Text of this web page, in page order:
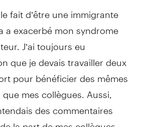
fait d’être une immigrante
a exacerbé mon syndrome
J’ai toujours eu
que je devais travailler deux
pour bénéficier des mêmes
mes collègues. Aussi,
des commentaires
la part de mes collègues,